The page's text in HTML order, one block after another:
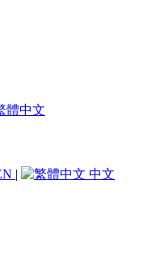
體中文
| 中文